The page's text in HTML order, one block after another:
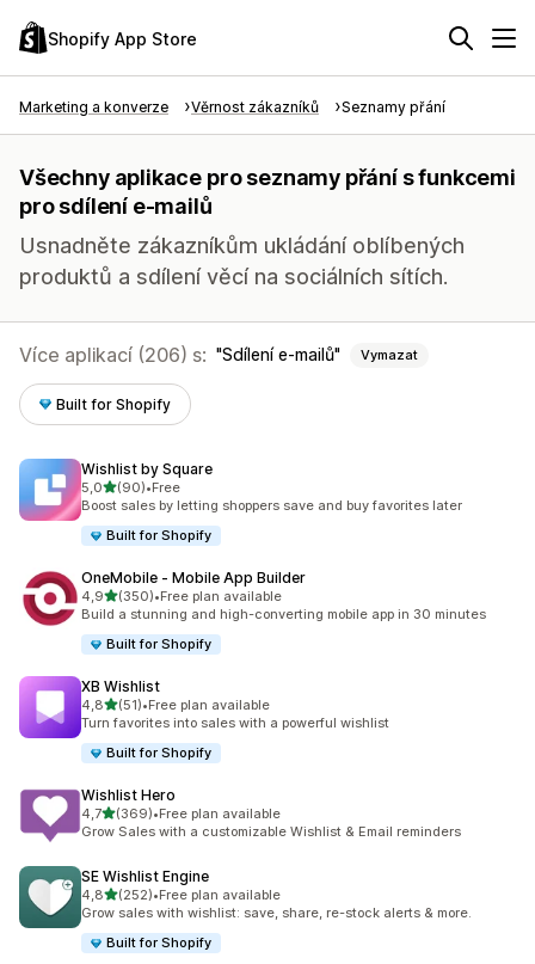
Shopify App Store
Marketing a konverze Věrnost zákazníků Seznamy přání
Všechny aplikace pro seznamy přání s funkcemi
pro sdílení e-mailů
Usnadněte zákazníkům ukládání oblíbených
produktů a sdílení věcí na sociálních sítích.
Více aplikací (206) s: Sdílení e-mailů Vymazat
Built for Shopify
Wishlist by Square
5,0z 5 hvězd
(90)
Celkový počet recenzí: 90
•Free
Boost sales by letting shoppers save and buy favorites later
Built for Shopify
OneMobile ‑ Mobile App Builder
4,9z 5 hvězd
(350)
Celkový počet recenzí: 350
•Free plan available
Build a stunning and high-converting mobile app in 30 minutes
Built for Shopify
XB Wishlist
4,8z 5 hvězd
(51)
Celkový počet recenzí: 51
•Free plan available
Turn favorites into sales with a powerful wishlist
Built for Shopify
Wishlist Hero
4,7z 5 hvězd
(369)
Celkový počet recenzí: 369
•Free plan available
Grow Sales with a customizable Wishlist & Email reminders
SE Wishlist Engine
4,8z 5 hvězd
(252)
Celkový počet recenzí: 252
•Free plan available
Grow sales with wishlist: save, share, re-stock alerts & more.
Built for Shopify